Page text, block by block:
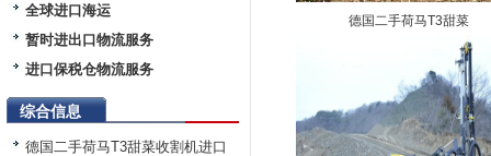
全球进口海运
暂时进出口物流服务
进口保税仓物流服务
综合信息
德国二手荷马T3甜菜收割机进口
德国二手荷马T3甜菜